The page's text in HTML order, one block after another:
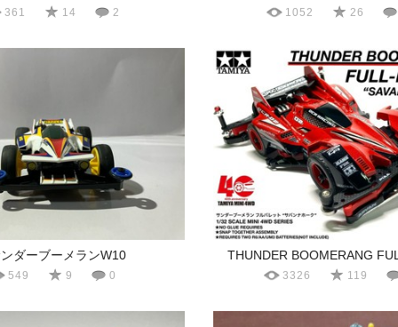
361 14 2 1052 26
ダーブーメランW10
549 9 0
THUNDER BOOMERANG
3326 119